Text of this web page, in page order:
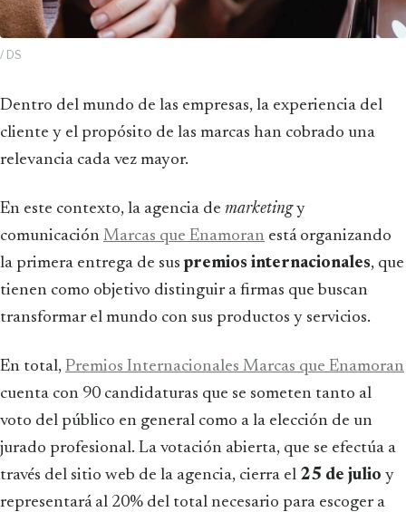
/ DS
Dentro del mundo de las empresas, la experiencia del
cliente y el propósito de las marcas han cobrado una
relevancia cada vez mayor.
En este contexto, la agencia de marketingy
comunicación Marcas que Enamoran está organizando
la primera entrega de suspremios internacionales, que
tienen como objetivo distinguir a firmas que buscan
transformar el mundo con sus productos y servicios.
En total, Premios Internacionales Marcas que Enamoran
cuenta con 90 candidaturas que se someten tanto al
voto del público en general como a la elección de un
jurado profesional. La votación abierta, que se efectúa a
través del sitio web de la agencia, cierra el 25 de julio y
representará al 20% del total necesario para escoger a